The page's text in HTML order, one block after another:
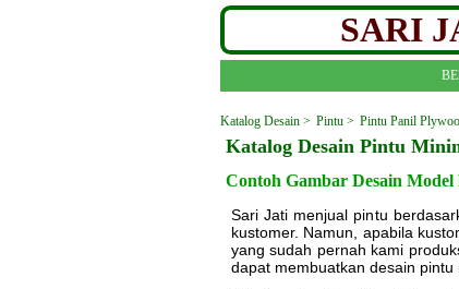
SARI
Katalog Desain > Pintu > Pintu Panil
Katalog Desain Pintu
Contoh Gambar Desain
Sari Jati menjual pintu
kustomer. Namun, apabila
yang sudah pernah kami
dapat membuatkan desain pintu